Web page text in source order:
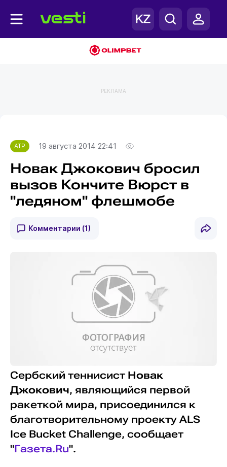
РЕКЛАМА
ATP 19 августа 2014 22:41
Новак Джокович бросил
вызов Кончите Вюрст в
"ледяном" флешмобе
Комментарии (1)
Сербский теннисист Новак
Джокович, являющийся первой
ракеткой мира, присоединился к
благотворительному проекту ALS
Ice Bucket Challenge, сообщает
"Газета.Ru".